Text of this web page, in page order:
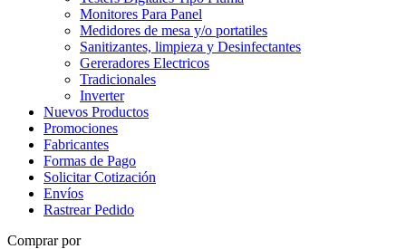
Monitores Para Panel
Medidores de mesa y/o portatiles
Sanitizantes, limpieza y Desinfectantes
Gereradores Electricos
Tradicionales
Inverter
Nuevos Productos
Promociones
Fabricantes
Formas de Pago
Solicitar Cotización
Envíos
Rastrear Pedido
Comprar por